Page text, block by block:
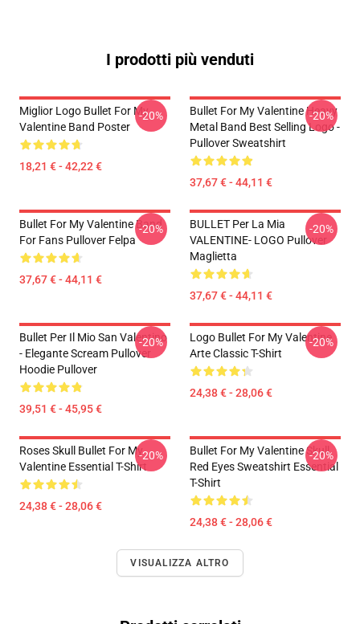
I prodotti più venduti
Miglior Logo Bullet For My
Valentine Band Poster
18,21 € - 42,22 €
-20%
Bullet For My Valentine Heavy
Metal Band Best Selling Logo -
Pullover Sweatshirt
37,67 € - 44,11 €
-20%
Bullet For My Valentine Band
For Fans Pullover Felpa
37,67 € - 44,11 €
-20%
BULLET Per La Mia
VALENTINE- LOGO Pullover
Maglietta
37,67 € - 44,11 €
-20%
Bullet Per Il Mio San Valentino
- Elegante Scream Pullover
Hoodie Pullover
39,51 € - 45,95 €
-20%
Logo Bullet For My Valentine
Arte Classic T-Shirt
24,38 € - 28,06 €
-20%
Roses Skull Bullet For My
Valentine Essential T-Shirt
24,38 € - 28,06 €
-20%
Bullet For My Valentine Skull
Red Eyes Sweatshirt Essential
T-Shirt
24,38 € - 28,06 €
-20%
VISUALIZZA ALTRO